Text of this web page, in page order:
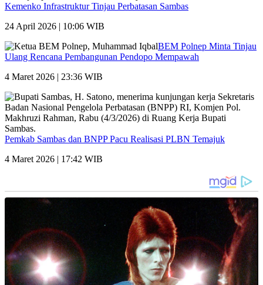
Kemenko Infrastruktur Tinjau Perbatasan Sambas
24 April 2026 | 10:06 WIB
BEM Polnep Minta Tinjau
Ulang Rencana Pembangunan Pendopo Mempawah
4 Maret 2026 | 23:36 WIB
Pemkab Sambas dan BNPP Pacu Realisasi PLBN Temajuk
4 Maret 2026 | 17:42 WIB